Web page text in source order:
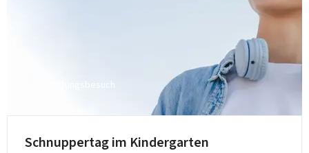
Einrichtungsbesuch
Schnuppertag im Kindergarten